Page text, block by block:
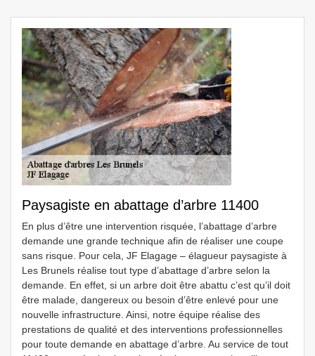
Paysagiste en abattage d’arbre 11400
En plus d’être une intervention risquée, l’abattage d’arbre
demande une grande technique afin de réaliser une coupe
sans risque. Pour cela, JF Elagage – élagueur paysagiste à
Les Brunels réalise tout type d’abattage d’arbre selon la
demande. En effet, si un arbre doit être abattu c’est qu’il doit
être malade, dangereux ou besoin d’être enlevé pour une
nouvelle infrastructure. Ainsi, notre équipe réalise des
prestations de qualité et des interventions professionnelles
pour toute demande en abattage d’arbre. Au service de tout